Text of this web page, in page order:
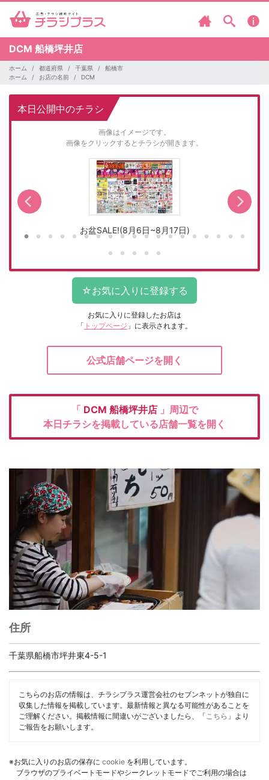
DCM 船橋坪井店
ホーム 都道府県 千葉県
船橋市
ホーム
お店の名前 DCM
本日公開中のチラシ
画像はイメージです。
画像をクリックするとチラシが開きます。
お盆SALE!(8月6日~8月17日)
お気に入りに登録したお店は
「 トップページ 」に表示されます。
公式店舗ページを開く
「 DCM 船橋坪井店 」周辺で
本日チラシを掲載している店舗一覧を開く
住所
千葉県船橋市坪井東4-5-1
こちらのお店の情報は、チラシプラス運営会社のセブンネットが独自に
収集した情報を掲載しています。最新情報と異なる可能性があることを
ご理解ください。掲載情報に間違いがございましたら、「 こちら 」より
ご報告をお願いします。
※お気に入りのお店の保存に cookie を利用しています。
ブラウザのプライベートモードやシークレットモードでご利用の場合は